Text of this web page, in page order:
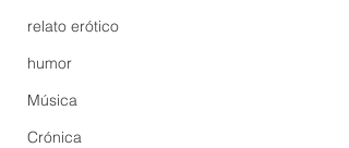
relato erótico
humor
Música
Crónica